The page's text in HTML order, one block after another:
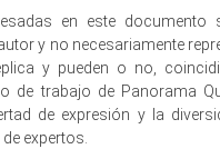
en este documento
y no necesariamente
y pueden o no,
de trabajo de Panorama
de expresión y la
expertos.